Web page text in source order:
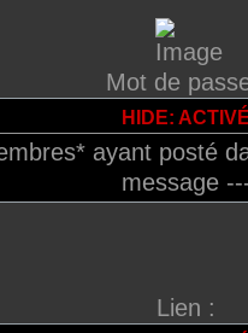
Mot de
HIDE:
ayant posté
message
Lien :